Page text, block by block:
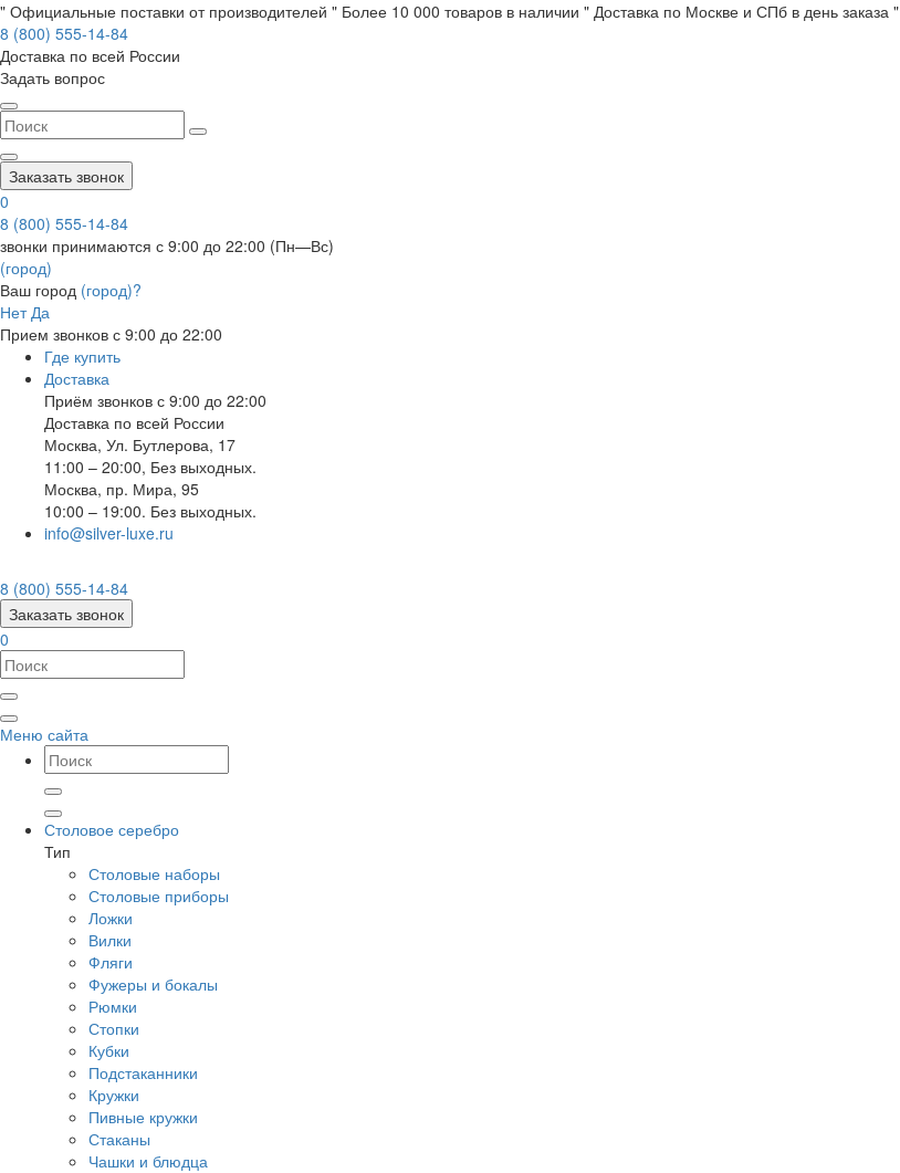
" Официальные поставки от производителей " Более 10 000 товаров в наличии " Доставка по Москве и СПб в день заказа "
8 (800) 555-14-84
Доставка по всей России
Задать вопрос
Заказать звонок
0
8 (800) 555-14-84
звонки принимаются с 9:00 до 22:00 (Пн—Вс)
(город)
Ваш город (город)?
Нет Да
Прием звонков с 9:00 до 22:00
Где купить
Доставка
Приём звонков с 9:00 до 22:00
Доставка по всей России
Москва, Ул. Бутлерова, 17
11:00 – 20:00, Без выходных.
Москва, пр. Мира, 95
10:00 – 19:00. Без выходных.
info@silver-luxe.ru
8 (800) 555-14-84
Заказать звонок
0
Меню сайта
Столовое серебро
Тип
Столовые наборы
Столовые приборы
Ложки
Вилки
Фляги
Фужеры и бокалы
Рюмки
Стопки
Кубки
Подстаканники
Кружки
Пивные кружки
Стаканы
Чашки и блюдца